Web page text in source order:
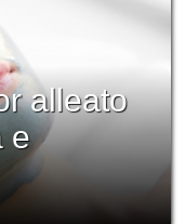
alleato
e